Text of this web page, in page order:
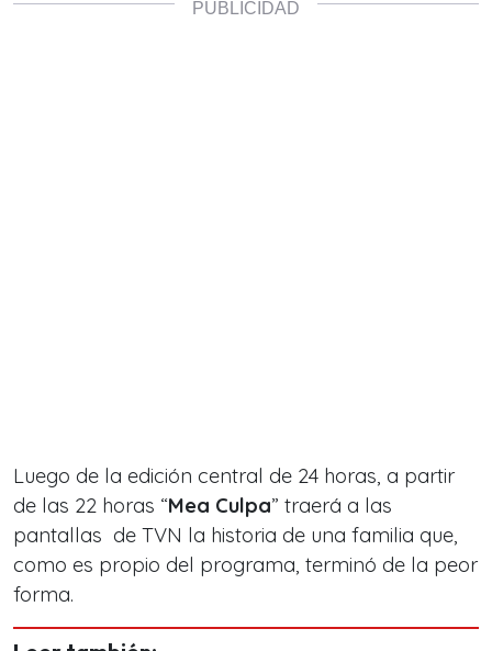
Luego de la edición central de 24 horas, a partir
de las 22 horas “Mea Culpa” traerá a las
pantallas de TVN la historia de una familia que,
como es propio del programa, terminó de la peor
forma.